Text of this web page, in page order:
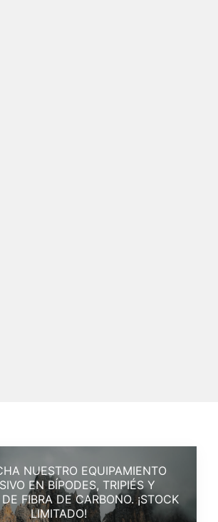
NUESTRO EQUIPAMIENTO
EN BÍPODES, TRIPIÉS Y
FIBRA DE CARBONO. ¡STOCK
LIMITADO!